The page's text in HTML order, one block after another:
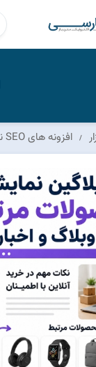
افزونه های SEO ناپ کامرس